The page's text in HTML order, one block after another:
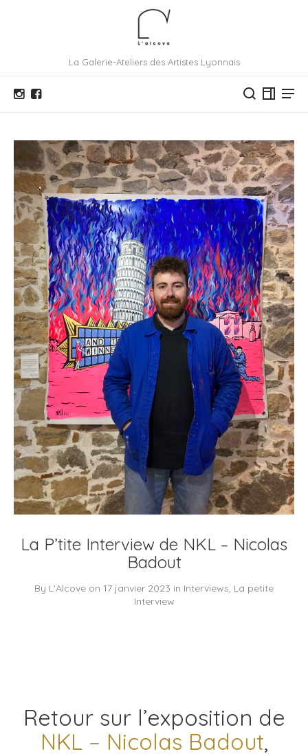
La Galerie-Ateliers des Artistes Lyonnais
La P’tite Interview de NKL – Nicolas
Badout
By L'Alcove on 17 janvier 2023 in Interviews, La petite
Interview
Retour sur l’exposition de
NKL – Nicolas Badout,